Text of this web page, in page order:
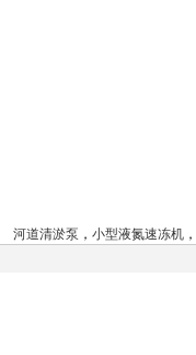
河道清淤泵 ， 小型液氮速冻机 ，